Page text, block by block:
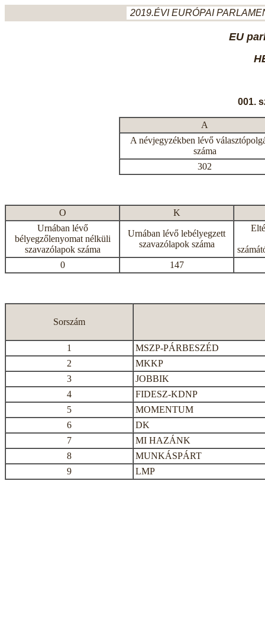
2019.ÉVI EURÓPAI
EU
001.
A
A névjegyzékben lévő
száma
302
O
K
Urnában lévő
bélyegzőlenyomat nélküli
szavazólapok száma
Urnában lévő lebélyegzett
szavazólapok száma
0
147
Sorszám
1
MSZP-PÁRBESZÉD
2
MKKP
3
JOBBIK
4
FIDESZ-KDNP
5
MOMENTUM
6
DK
7
MI HAZÁNK
8
MUNKÁSPÁRT
9
LMP